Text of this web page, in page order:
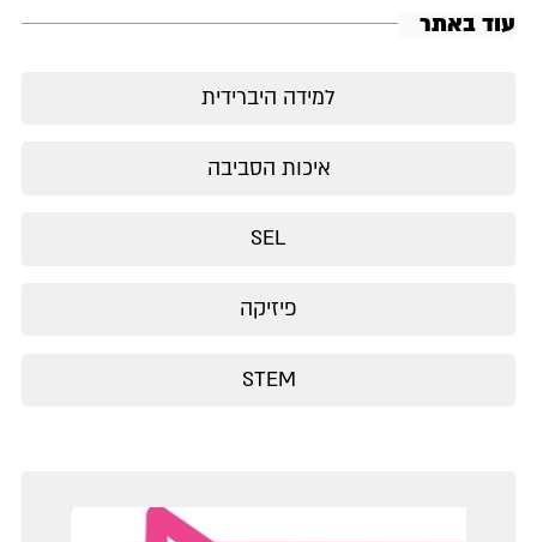
עוד באתר
למידה היברידית
איכות הסביבה
SEL
פיזיקה
STEM